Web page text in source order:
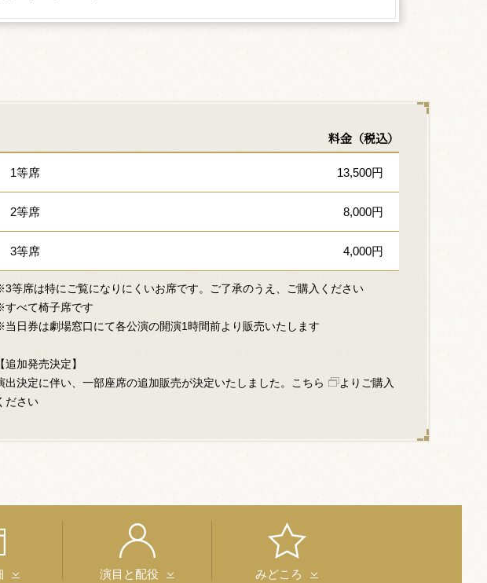
料金（税込）
1等席 13,500円
2等席 8,000円
3等席 4,000円
等席は特にご覧になりにくいお席です。ご了承のうえ、ご購入ください
すべて椅子席です
当日券は劇場窓口にて各公演の開演1時間前より販売いたします
【追加発売決定】
出決定に伴い、一部座席の追加販売が決定いたしました。
こちら
よりご購入
ださい
演目と配役 みどころ